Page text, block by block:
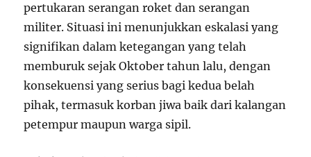
pertukaran serangan roket dan serangan
militer. Situasi ini menunjukkan eskalasi yang
signifikan dalam ketegangan yang telah
memburuk sejak Oktober tahun lalu, dengan
konsekuensi yang serius bagi kedua belah
pihak, termasuk korban jiwa baik dari kalangan
petempur maupun warga sipil.